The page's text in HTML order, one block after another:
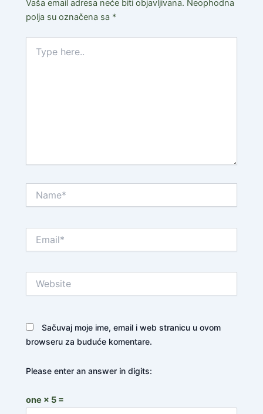
Vaša email adresa neće biti objavljivana. Neophodna
polja su označena sa *
here..
Sačuvaj moje ime, email i web stranicu u ovom
browseru za buduće komentare.
Please enter an answer in digits:
one × 5 =